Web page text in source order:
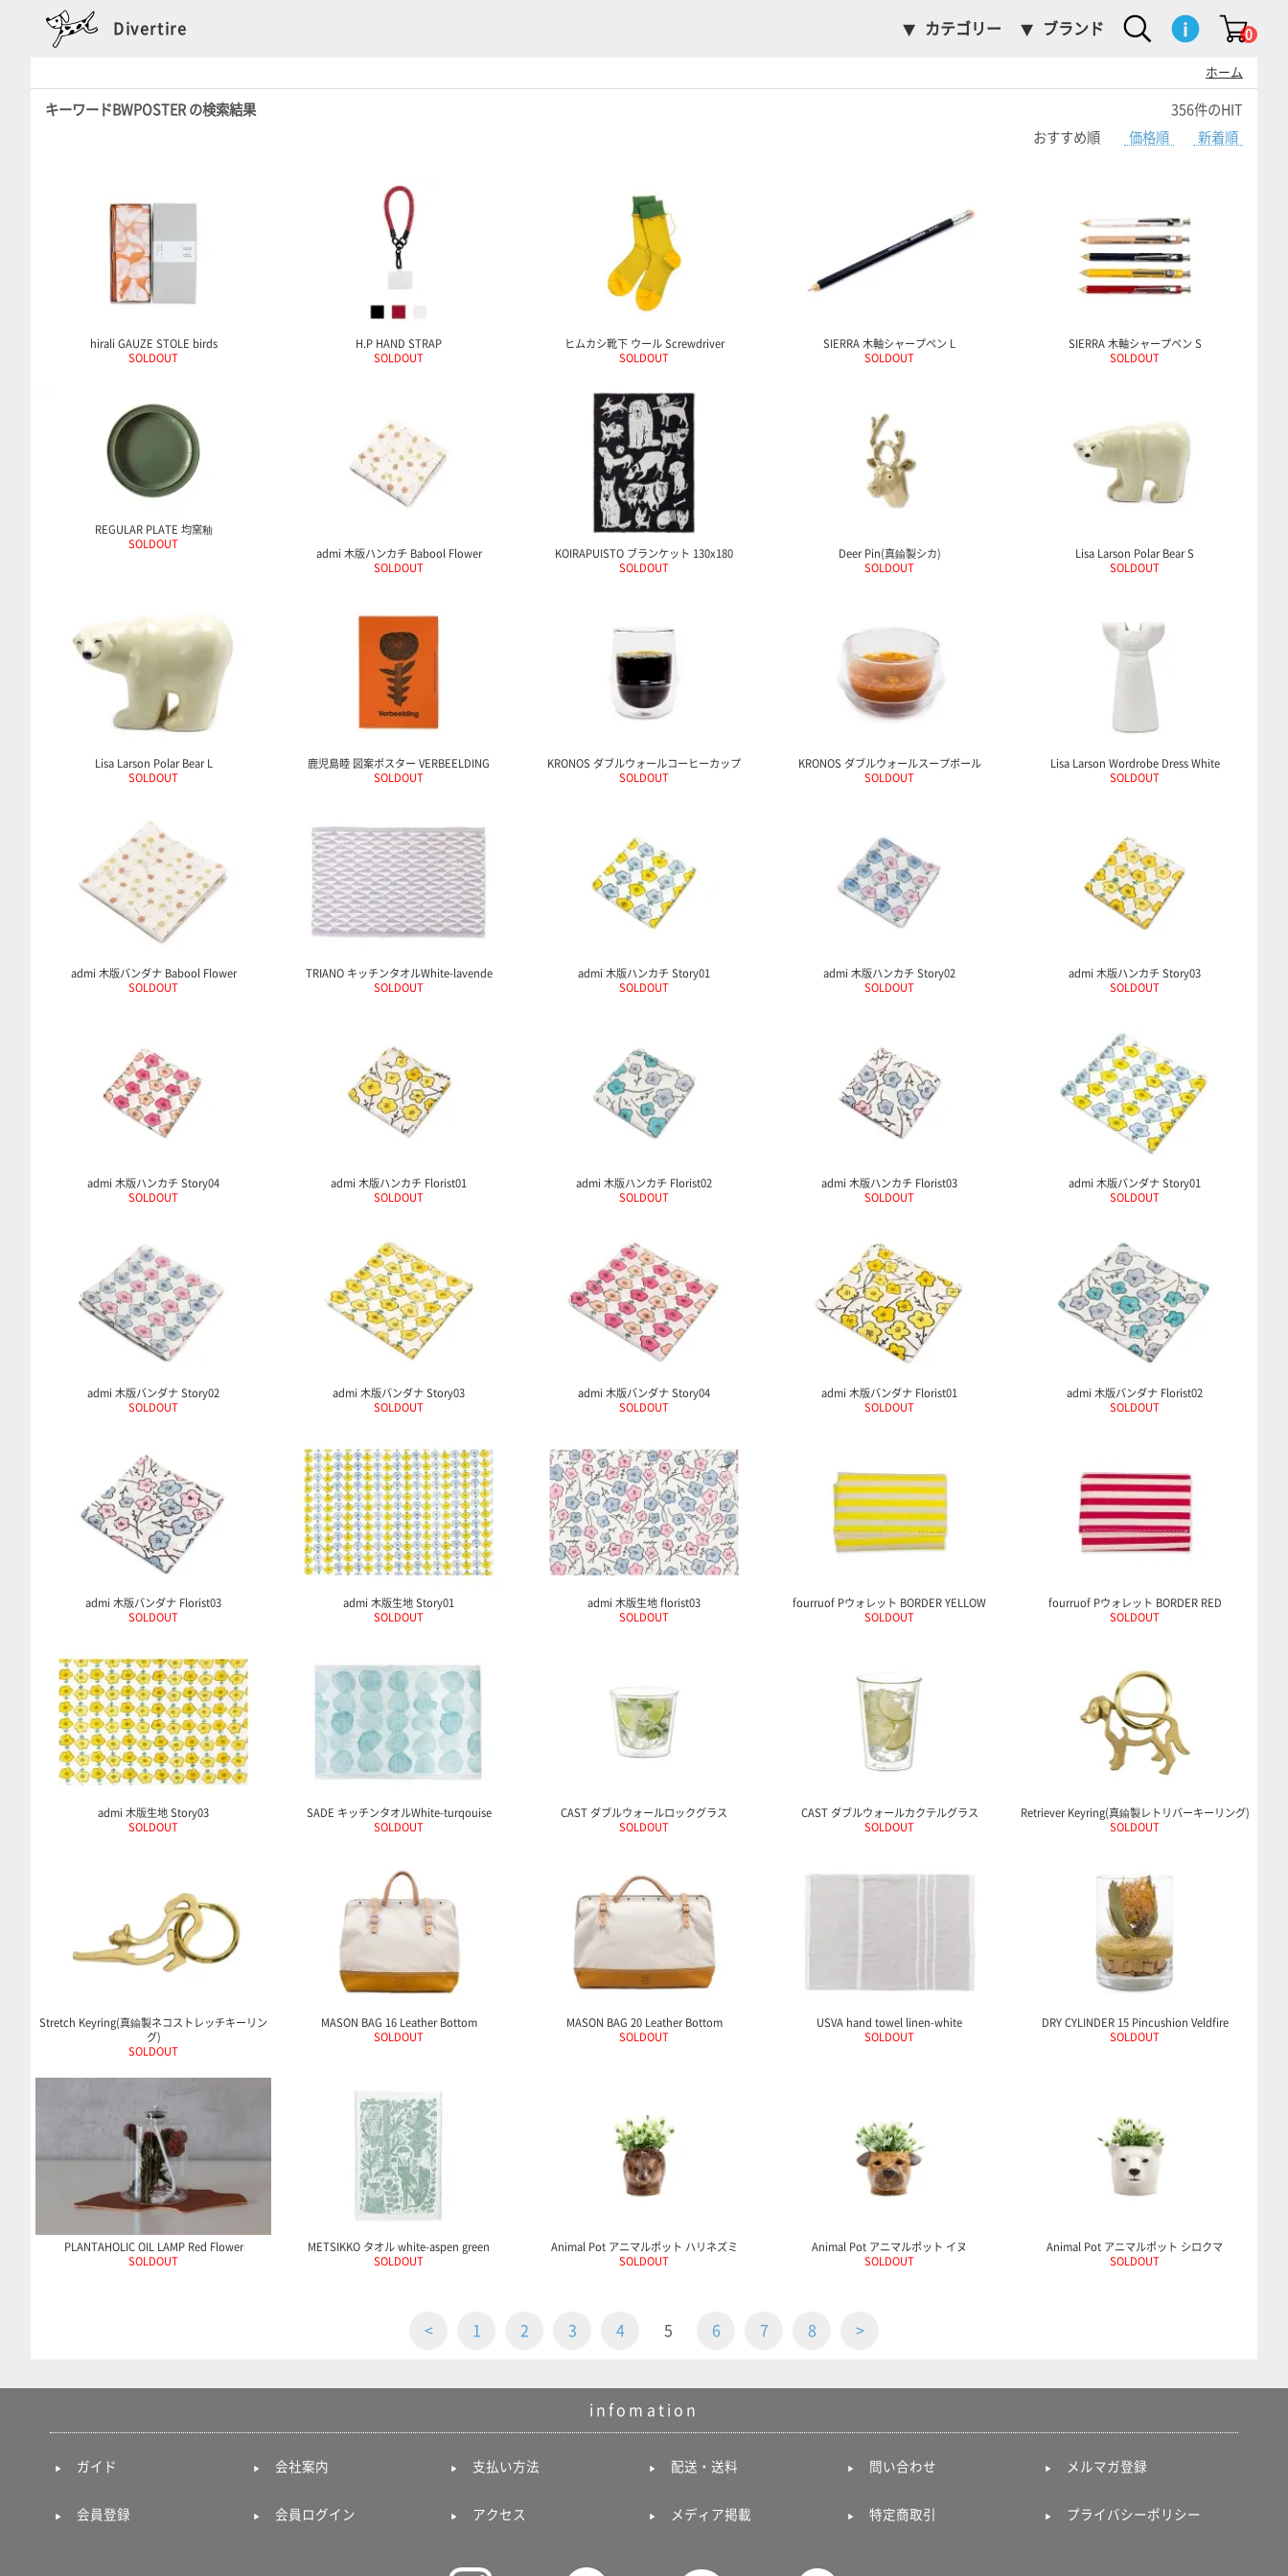
Divertire カテゴリー ブランド 0
ホーム
キーワードBWPOSTER の検索結果
356件のHIT
おすすめ順
価格順 新着順
hirali GAUZE STOLE birds
SOLDOUT
H.P HAND STRAP
SOLDOUT
ヒムカシ靴下 ウール Screwdriver
SOLDOUT
SIERRA 木軸シャープペン L
SOLDOUT
SIERRA 木軸シャープペン S
SOLDOUT
REGULAR PLATE 均窯釉
SOLDOUT
admi 木版ハンカチ Babool Flower
SOLDOUT
KOIRAPUISTO ブランケット 130x180
SOLDOUT
Deer Pin(真鍮製シカ)
SOLDOUT
Lisa Larson Polar Bear S
SOLDOUT
Lisa Larson Polar Bear L
SOLDOUT
鹿児島睦 図案ポスター VERBEELDING
SOLDOUT
KRONOS ダブルウォールコーヒーカップ
SOLDOUT
KRONOS ダブルウォールスープボール
SOLDOUT
Lisa Larson Wordrobe Dress White
SOLDOUT
admi 木版バンダナ Babool Flower
SOLDOUT
TRIANO キッチンタオルWhite-lavende
SOLDOUT
admi 木版ハンカチ Story01
SOLDOUT
admi 木版ハンカチ Story02
SOLDOUT
admi 木版ハンカチ Story03
SOLDOUT
admi 木版ハンカチ Story04
SOLDOUT
admi 木版ハンカチ Florist01
SOLDOUT
admi 木版ハンカチ Florist02
SOLDOUT
admi 木版ハンカチ Florist03
SOLDOUT
admi 木版バンダナ Story01
SOLDOUT
admi 木版バンダナ Story02
SOLDOUT
admi 木版バンダナ Story03
SOLDOUT
admi 木版バンダナ Story04
SOLDOUT
admi 木版バンダナ Florist01
SOLDOUT
admi 木版バンダナ Florist02
SOLDOUT
admi 木版バンダナ Florist03
SOLDOUT
admi 木版生地 Story01
SOLDOUT
admi 木版生地 florist03
SOLDOUT
fourruof Pウォレット BORDER YELLOW
SOLDOUT
fourruof Pウォレット BORDER RED
SOLDOUT
admi 木版生地 Story03
SOLDOUT
SADE キッチンタオルWhite-turqouise
SOLDOUT
CAST ダブルウォールロックグラス
SOLDOUT
CAST ダブルウォールカクテルグラス
SOLDOUT
Retriever Keyring(真鍮製レトリバーキーリング)
SOLDOUT
Stretch Keyring(真鍮製ネコストレッチキーリン
グ)
SOLDOUT
MASON BAG 16 Leather Bottom
SOLDOUT
MASON BAG 20 Leather Bottom
SOLDOUT
USVA hand towel linen-white
SOLDOUT
DRY CYLINDER 15 Pincushion Veldfire
SOLDOUT
PLANTAHOLIC OIL LAMP Red Flower
SOLDOUT
METSIKKO タオル white-aspen green
SOLDOUT
Animal Pot アニマルポット ハリネズミ
SOLDOUT
Animal Pot アニマルポット イヌ
SOLDOUT
Animal Pot アニマルポット シロクマ
SOLDOUT
< 1 2 3 4 5 6 7 8 >
infomation
ガイド 会社案内 支払い方法 配送・送料 問い合わせ メルマガ登録
会員登録 会員ログイン アクセス メディア掲載 特定商取引 プライバシーポリシー